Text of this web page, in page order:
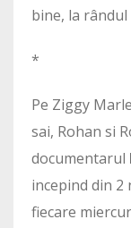
bine, la rândul
*
Pe Ziggy
sai, Rohan si
documentarul
incepind din 2
fiecare